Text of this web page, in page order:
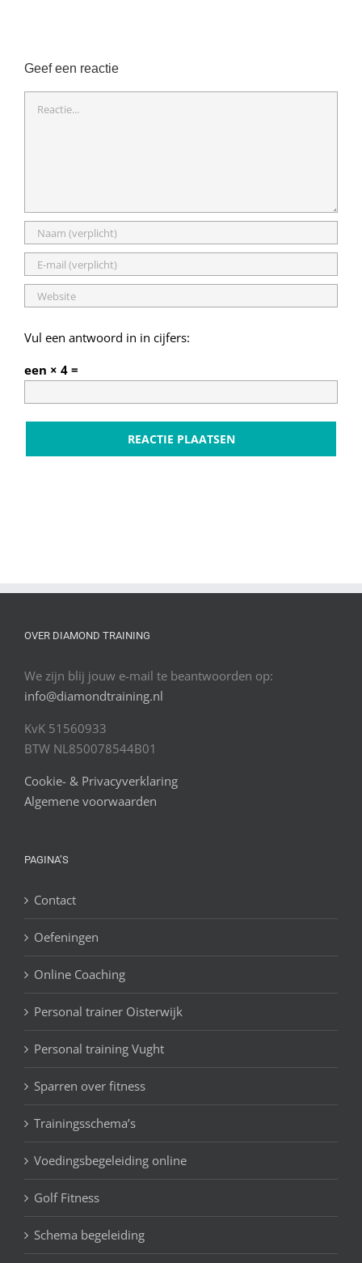
Geef een reactie
Vul een antwoord in in cijfers:
een × 4 =
OVER DIAMOND TRAINING
We zijn blij jouw e-mail te beantwoorden op:
info@diamondtraining.nl
KvK 51560933
BTW NL850078544B01
Cookie- & Privacyverklaring
Algemene voorwaarden
PAGINA’S
Contact
Oefeningen
Online Coaching
Personal trainer Oisterwijk
Personal training Vught
Sparren over fitness
Trainingsschema’s
Voedingsbegeleiding online
Golf Fitness
Schema begeleiding